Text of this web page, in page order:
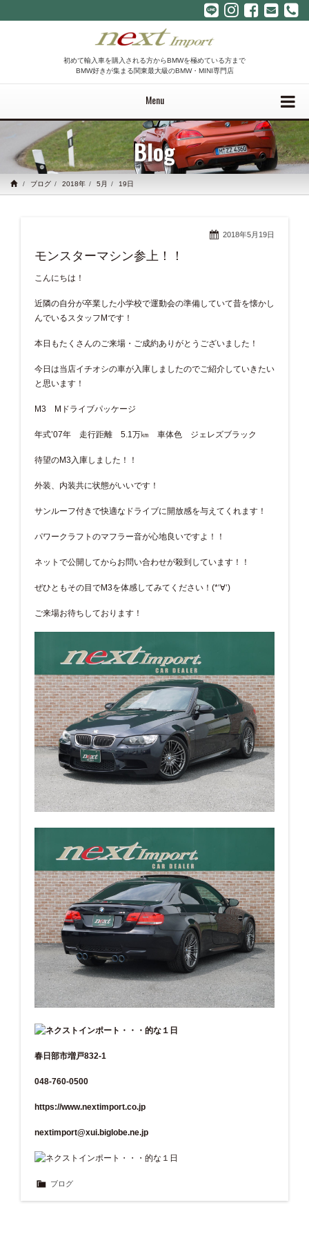
初めて輸入車を購入される方からBMWを極めている方まで
BMW好きが集まる関東最大級のBMW・MINI専門店
Menu
Blog
ブログ 2018年 5月 19日
2018年5月19日
モンスターマシン参上！！
こんにちは！
近隣の自分が卒業した小学校で運動会の準備していて昔を懐かし
んでいるスタッフMです！
本日もたくさんのご来場・ご成約ありがとうございました！
今日は当店イチオシの車が入庫しましたのでご紹介していきたい
と思います！
M3 Mドライブパッケージ
年式’07年 走行距離 5.1万㎞ 車体色 ジェレズブラック
待望のM3入庫しました！！
外装、内装共に状態がいいです！
サンルーフ付きで快適なドライブに開放感を与えてくれます！
パワークラフトのマフラー音が心地良いですよ！！
ネットで公開してからお問い合わせが殺到しています！！
ぜひともその目でM3を体感してみてください！(*‘∀‘)
ご来場お待ちしております！
春日部市増戸832-1
048-760-0500
https://www.nextimport.co.jp
nextimport@xui.biglobe.ne.jp
ブログ